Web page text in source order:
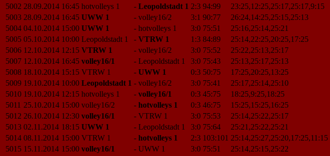
5002 28.09.2014 16:45 hotvolleys 1 - Leopoldstadt 1 2:3 94:99
23:25,12:25,25:17,25:17,9:15
5003 28.09.2014 16:45 UWW 1 - volley16/2 3:1 90:77
26:24,14:25,25:15,25:13
5004 04.10.2014 15:00 UWW 1 - hotvolleys 1 3:0 75:51
25:16,25:14,25:21
5005 05.10.2014 10:00 Leopoldstadt 1 - VTRW 1 1:3 84:89
25:14,22:25,20:25,17:25
5006 12.10.2014 12:15 VTRW 1 - volley16/2 3:0 75:52
25:22,25:13,25:17
5007 12.10.2014 16:45 volley16/1 - Leopoldstadt 1 3:0 75:43
25:13,25:17,25:13
5008 18.10.2014 15:15 VTRW 1 - UWW 1 0:3 50:75
17:25,20:25,13:25
5009 19.10.2014 10:00 Leopoldstadt 1 - volley16/2 3:0 75:41
25:17,25:14,25:10
5010 19.10.2014 12:15 hotvolleys 1 - volley16/1 0:3 45:75
18:25,9:25,18:25
5011 25.10.2014 15:00 volley16/2 - hotvolleys 1 0:3 46:75
15:25,15:25,16:25
5012 26.10.2014 12:30 volley16/1 - VTRW 1 3:0 75:53
25:14,25:22,25:17
5013 02.11.2014 18:15 UWW 1 - Leopoldstadt 1 3:0 75:64
25:21,25:22,25:21
5014 08.11.2014 15:00 VTRW 1 - hotvolleys 1 2:3 103:101 25:14,25:27,25:20,17:25,11:15
5015 15.11.2014 15:00 volley16/1 - UWW 1 3:0 75:51 25:14,25:15,25:22